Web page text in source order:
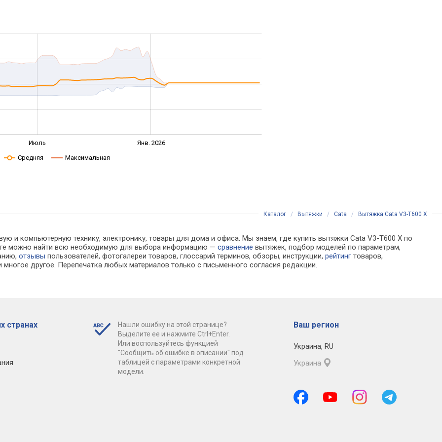
Июль Янв. 2026
Средняя Максимальная
Каталог / Вытяжки / Cata / Вытяжка Cata V3-T600 X
и компьютерную технику, электронику, товары для дома и офиса. Мы знаем, где купить вытяжки Cata V3-T600 X по
можно найти всю необходимую для выбора информацию —сравнение вытяжек, подбор моделей по параметрам,
отзывы пользователей, фотогалереи товаров, глоссарий терминов, обзоры, инструкции,рейтинг товаров,
многое другое. Перепечатка любых материалов только с письменного согласия редакции.
странах
Нашли ошибку на этой странице?
Выделите ее и нажмите Ctrl+Enter.
Или воспользуйтесь функцией
"Сообщить об ошибке в описании" под
таблицей с параметрами конкретной
модели.
Ваш регион
Украина, RU
Украина